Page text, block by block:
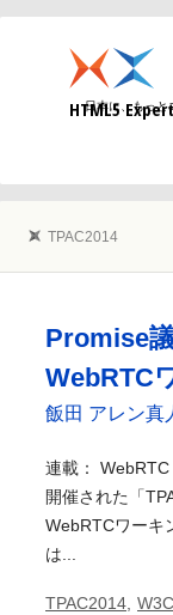
HTML5
日本に、もっと
TPAC2014
Promise
WebRTC
飯田 アレン真
連載：
開催された「
WebRTCワーキ
は...
TPAC2014